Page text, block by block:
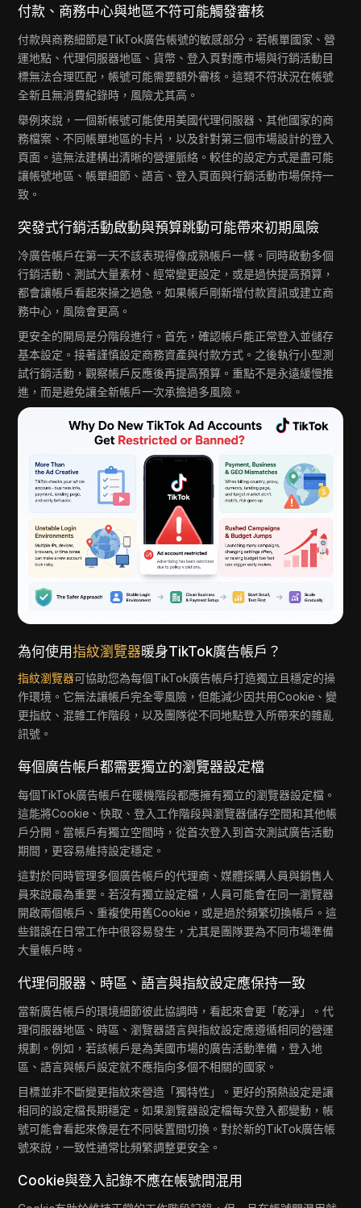
付款、商務中心與地區不符可能觸發審核
付款與商務細節是TikTok廣告帳號的敏感部分。若帳單國家、營
運地點、代理伺服器地區、貨幣、登入頁對應市場與行銷活動目
標無法合理匹配，帳號可能需要額外審核。這類不符狀況在帳號
全新且無消費紀錄時，風險尤其高。
舉例來說，一個新帳號可能使用美國代理伺服器、其他國家的商
務檔案、不同帳單地區的卡片，以及針對第三個市場設計的登入
頁面。這無法建構出清晰的營運脈絡。較佳的設定方式是盡可能
讓帳號地區、帳單細節、語言、登入頁面與行銷活動市場保持一
致。
突發式行銷活動啟動與預算跳動可能帶來初期風險
冷廣告帳戶在第一天不該表現得像成熟帳戶一樣。同時啟動多個
行銷活動、測試大量素材、經常變更設定，或是過快提高預算，
都會讓帳戶看起來操之過急。如果帳戶剛新增付款資訊或建立商
務中心，風險會更高。
更安全的開局是分階段進行。首先，確認帳戶能正常登入並儲存
基本設定。接著謹慎設定商務資產與付款方式。之後執行小型測
試行銷活動，觀察帳戶反應後再提高預算。重點不是永遠緩慢推
進，而是避免讓全新帳戶一次承擔過多風險。
為何使用指紋瀏覽器暖身TikTok廣告帳戶？
指紋瀏覽器可協助您為每個TikTok廣告帳戶打造獨立且穩定的操
作環境。它無法讓帳戶完全零風險，但能減少因共用Cookie、變
更指紋、混雜工作階段，以及團隊從不同地點登入所帶來的雜亂
訊號。
每個廣告帳戶都需要獨立的瀏覽器設定檔
每個TikTok廣告帳戶在暖機階段都應擁有獨立的瀏覽器設定檔。
這能將Cookie、快取、登入工作階段與瀏覽器儲存空間和其他帳
戶分開。當帳戶有獨立空間時，從首次登入到首次測試廣告活動
期間，更容易維持設定穩定。
這對於同時管理多個廣告帳戶的代理商、媒體採購人員與銷售人
員來說最為重要。若沒有獨立設定檔，人員可能會在同一瀏覽器
開啟兩個帳戶、重複使用舊Cookie，或是過於頻繁切換帳戶。這
些錯誤在日常工作中很容易發生，尤其是團隊要為不同市場準備
大量帳戶時。
代理伺服器、時區、語言與指紋設定應保持一致
當新廣告帳戶的環境細節彼此協調時，看起來會更「乾淨」。代
理伺服器地區、時區、瀏覽器語言與指紋設定應遵循相同的營運
規劃。例如，若該帳戶是為美國市場的廣告活動準備，登入地
區、語言與帳戶設定就不應指向多個不相關的國家。
目標並非不斷變更指紋來營造「獨特性」。更好的預熱設定是讓
相同的設定檔長期穩定。如果瀏覽器設定檔每次登入都變動，帳
號可能會看起來像是在不同裝置間切換。對於新的TikTok廣告帳
號來說，一致性通常比頻繁調整更安全。
Cookie與登入記錄不應在帳號間混用